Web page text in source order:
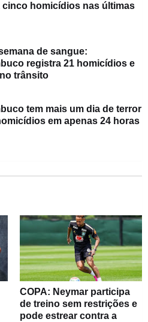
cinco homicídios nas últimas
de sangue:
registra 21 homicídios e
trânsito
tem mais um dia de terror
em apenas 24 horas
COPA: Neymar participa
de treino sem restrições e
pode estrear contra a